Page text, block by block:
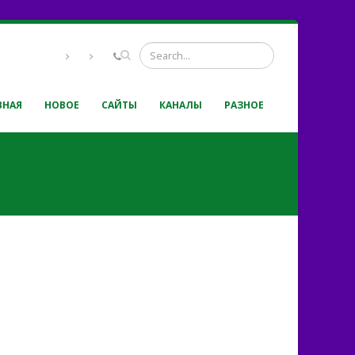
НОВОЕ САЙТЫ КАНАЛЫ РАЗНОЕ